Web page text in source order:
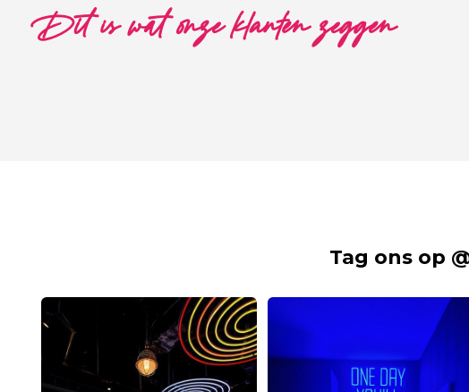
Dit is wat onze klanten zeggen
Tag ons op